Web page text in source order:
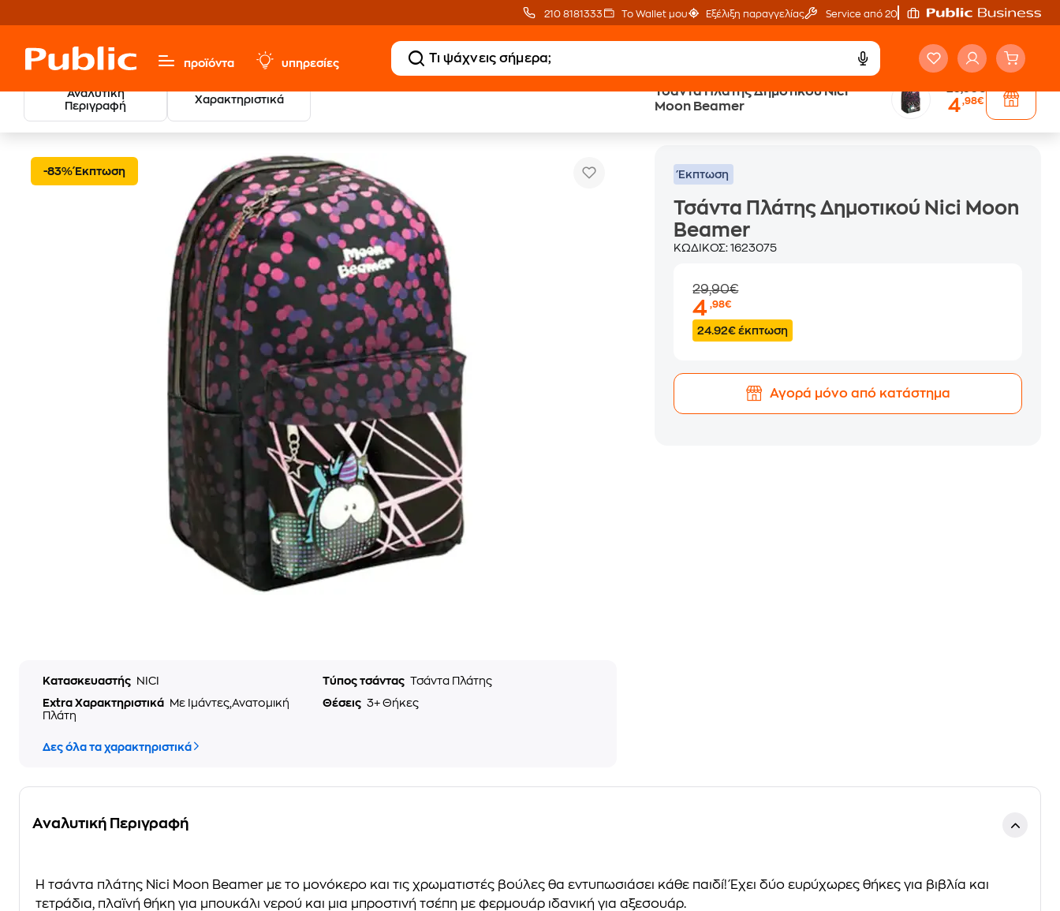
210 8181333 Το Wallet μου Εξέλιξη παραγγελίας Service από 20'
προϊόντα υπηρεσίες
Αναλυτική
Περιγραφή
Χαρακτηριστικά
Τσάντα Πλάτης Δημοτικού Nici
Moon Beamer
4,98€
Σχολικά
-83% Έκπτωση
Κατασκευαστής NICI Τύπος τσάντας Τσάντα Πλάτης
Extra Χαρακτηριστικά
Με Ιμάντες,Ανατομική
Πλάτη
Θέσεις 3+ Θήκες
Δες όλα τα χαρακτηριστικά
Έκπτωση
Τσάντα Πλάτης Δημοτικού Nici Moon
Beamer
ΚΩΔΙΚΟΣ:1623075
29,90€
4,98€
24.92€ έκπτωση
Αγορά μόνο από κατάστημα
Αναλυτική Περιγραφή
Η τσάντα πλάτης Nici Moon Beamer με το μονόκερο και τις χρωματιστές βούλες θα εντυπωσιάσει κάθε παιδί! Έχει δύο ευρύχωρες θήκες για βιβλία και
τετράδια, πλαϊνή θήκη για μπουκάλι νερού και μια μπροστινή τσέπη με φερμουάρ ιδανική για αξεσουάρ.